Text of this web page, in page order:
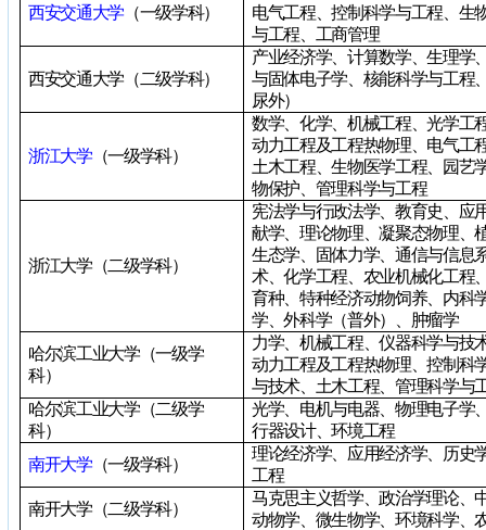
西安交通大学（一级学科）
电气工程、控制科学与工程、生
与工程、工商管理
西安交通大学（二级学科）
产业经济学、计算数学、生理学
与固体电子学、核能科学与工程
尿外）
浙江大学（一级学科）
数学、化学、机械工程、光学工
动力工程及工程热物理、电气工
土木工程、生物医学工程、园艺
物保护、管理科学与工程
浙江大学（二级学科）
宪法学与行政法学、教育史、应
献学、理论物理、凝聚态物理、
生态学、固体力学、通信与信息
术、化学工程、农业机械化工程
育种、特种经济动物饲养、内科
学、外科学（普外）、肿瘤学
哈尔滨工业大学（一级学
科）
力学、机械工程、仪器科学与技
动力工程及工程热物理、控制科
与技术、土木工程、管理科学与
哈尔滨工业大学（二级学
科）
光学、电机与电器、物理电子学
行器设计、环境工程
南开大学（一级学科）
理论经济学、应用经济学、历史
工程
南开大学（二级学科）
马克思主义哲学、政治学理论、
动物学、微生物学、环境科学、